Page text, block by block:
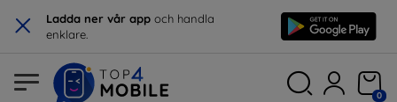
× Ladda ner vår app och handla
enklare.
0